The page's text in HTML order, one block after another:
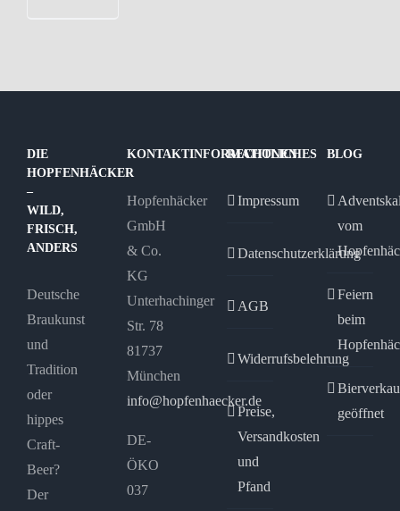
DIE
HOPFENHÄCKER
–
WILD,
FRISCH,
ANDERS
Deutsche
Braukunst
und
Tradition
oder
hippes
Craft-
Beer?
Der
KONTAKTINFORMATIONEN
Hopfenhäcker
GmbH
& Co.
KG
Unterhachinger
Str. 78
81737
München
info@hopfenhaecker.de
DE-
ÖKO
037
RECHTLICHES
Impressum
Datenschutzerklärung
AGB
Widerrufsbelehrung
Preise,
Versandkosten
und
Pfand
BLOG
vom
Feiern
beim
geöffnet